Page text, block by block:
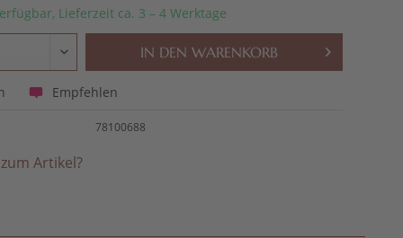
Lieferzeit ca. 3 – 4 Werktage
IN DEN WARENKORB
Empfehlen
78100688
Artikel?